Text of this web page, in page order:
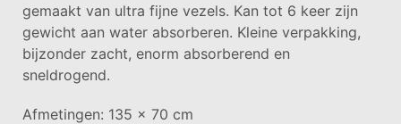
gemaakt van ultra fijne vezels. Kan tot 6 keer zijn
gewicht aan water absorberen. Kleine verpakking,
bijzonder zacht, enorm absorberend en
sneldrogend.
Afmetingen: 135 x 70 cm